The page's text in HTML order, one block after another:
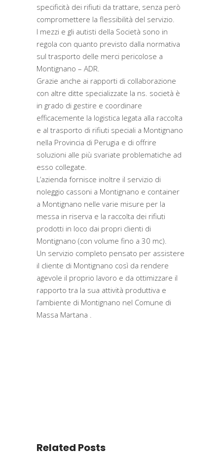
specificità dei rifiuti da trattare, senza però
compromettere la flessibilità del servizio.
I mezzi e gli autisti della Società sono in
regola con quanto previsto dalla normativa
sul trasporto delle merci pericolose a
Montignano – ADR.
Grazie anche ai rapporti di collaborazione
con altre ditte specializzate la ns. società è
in grado di gestire e coordinare
efficacemente la logistica legata alla raccolta
e al trasporto di rifiuti speciali a Montignano
nella Provincia di Perugia e di offrire
soluzioni alle più svariate problematiche ad
esso collegate.
L’azienda fornisce inoltre il servizio di
noleggio cassoni a Montignano e container
a Montignano nelle varie misure per la
messa in riserva e la raccolta dei rifiuti
prodotti in loco dai propri clienti di
Montignano (con volume fino a 30 mc).
Un servizio completo pensato per assistere
il cliente di Montignano così da rendere
agevole il proprio lavoro e da ottimizzare il
rapporto tra la sua attività produttiva e
l’ambiente di Montignano nel Comune di
Massa Martana .
Related Posts